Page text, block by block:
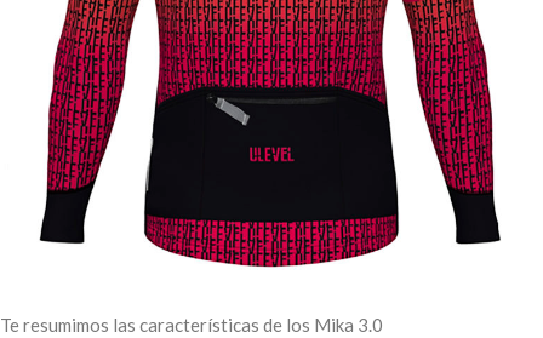
Te resumimos las características de los Mika 3.0